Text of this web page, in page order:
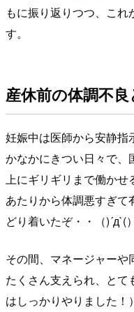
もに振り返りつつ、こ
す。
産休前の体調不
妊娠中は医師から安静指
かなかにきつい日々で、
上にギリギリまで働か
あたりから体調悪すぎて
どり着いたぞ・・（)´д`(
その間、マネージャー
たくさん支えられ、と
はしっかりやりました